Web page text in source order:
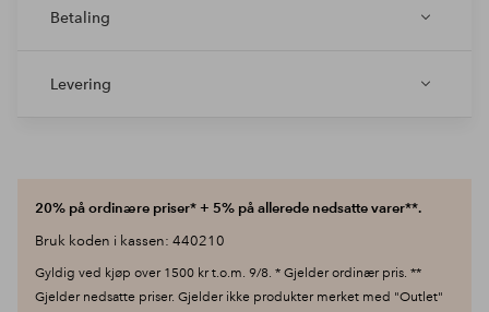
Betaling
Levering
20% på ordinære priser* + 5% på allerede nedsatte varer**.
Bruk koden i kassen: 440210
Gyldig ved kjøp over 1500 kr t.o.m. 9/8. * Gjelder ordinær pris. **
Gjelder nedsatte priser. Gjelder ikke produkter merket med "Outlet"